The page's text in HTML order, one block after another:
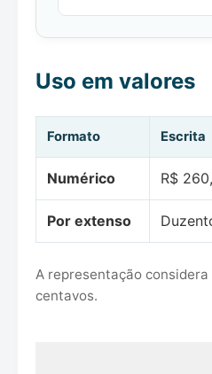
Uso em valores
Formato Escrita
Numérico R$
Por extenso
A representação
centavos.